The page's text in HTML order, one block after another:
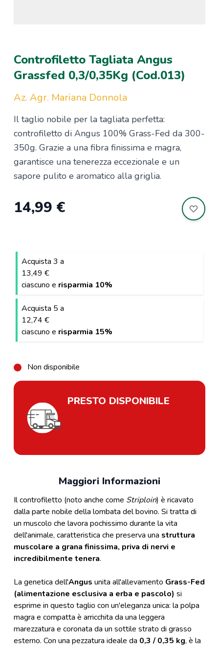
Controfiletto Tagliata Angus
Grassfed 0,3/0,35Kg (Cod.013)
Az. Agr. Mariana Donnola
Il taglio nobile per la tagliata perfetta:
controfiletto di Angus 100% Grass-Fed da 300-
350g. Grazie a una fibra finissima e magra,
garantisce una tenerezza eccezionale e un
sapore pulito e aromatico alla griglia.
14,99 €
Acquista 3 a
13,49 €
ciascuno e risparmia 10%
Acquista 5 a
12,74 €
ciascuno e risparmia 15%
Non disponibile
PRESTO DISPONIBILE
Maggiori Informazioni
Il controfiletto (noto anche come Striploin) è ricavato
dalla parte nobile della lombata del bovino. Si tratta di
un muscolo che lavora pochissimo durante la vita
dell'animale, caratteristica che preserva una struttura
muscolare a grana finissima, priva di nervi e
incredibilmente tenera.
La genetica dell'Angus unita all'allevamento Grass-Fed
(alimentazione esclusiva a erba e pascolo) si
esprime in questo taglio con un'eleganza unica: la polpa
magra e compatta è arricchita da una leggera
marezzatura e coronata da un sottile strato di grasso
esterno. Con una pezzatura ideale da 0,3 / 0,35 kg, è la